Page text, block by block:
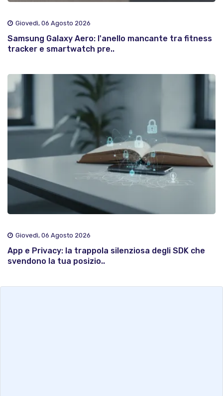
Giovedì, 06 Agosto 2026
Samsung Galaxy Aero: l'anello mancante tra fitness
tracker e smartwatch pre..
Giovedì, 06 Agosto 2026
App e Privacy: la trappola silenziosa degli SDK che
svendono la tua posizio..